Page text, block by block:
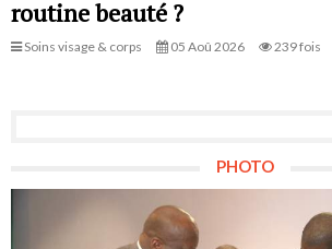
routine beauté ?
Soins visage & corps 05 Aoû 2026 239 fois
PHOTO